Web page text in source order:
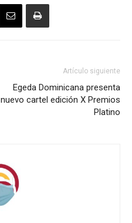
Artículo siguiente
Egeda Dominicana presenta
nuevo cartel edición X Premios
Platino